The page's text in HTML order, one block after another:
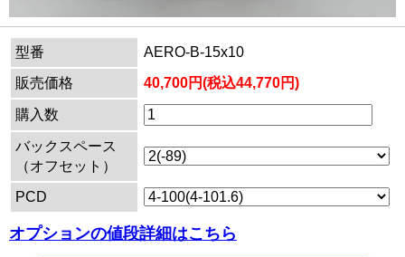
型番
AERO-B-15x10
販売価格
40,700円(税込44,770円)
購入数
バックスペース
（オフセット）
PCD
オプションの値段詳細はこちら